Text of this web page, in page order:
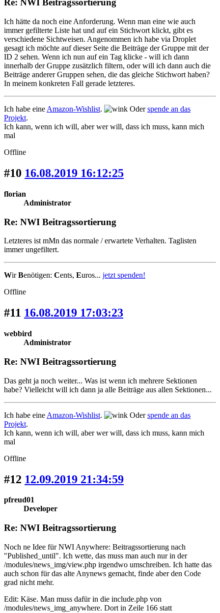
Re: NWI Beitragssortierung
Ich hätte da noch eine Anforderung. Wenn man eine wie auch
immer gefilterte Liste hat und auf ein Stichwort klickt, gibt es
verschiedene Sichtweisen. Angenommen ich habe via Droplet
gesagt ich möchte auf dieser Seite die Beiträge der Gruppe mit der
ID 2 sehen. Wenn ich nun auf ein Tag klicke - will ich dann
innerhalb der Gruppe zusätzlich filtern, oder will ich dann auch die
Beiträge anderer Gruppen sehen, die das gleiche Stichwort haben?
In meinem konkreten Fall gerade letzteres.
Ich habe eine Amazon-Wishlist. Oderspende an das
Projekt.
Ich kann, wenn ich will, aber wer will, dass ich muss, kann mich
mal
Offline
#10 16.08.2019 16:12:25
florian
Administrator
Re: NWI Beitragssortierung
Letzteres ist mMn das normale / erwartete Verhalten. Taglisten
immer ungefiltert.
WirBenötigen: Cents, Euros... jetzt spenden!
Offline
#11 16.08.2019 17:03:23
webbird
Administrator
Re: NWI Beitragssortierung
Das geht ja noch weiter... Was ist wenn ich mehrere Sektionen
habe? Vielleicht will ich dann ja alle Beiträge aus allen Sektionen...
Ich habe eine Amazon-Wishlist. Oderspende an das
Projekt.
Ich kann, wenn ich will, aber wer will, dass ich muss, kann mich
mal
Offline
#12 12.09.2019 21:34:59
pfreud01
Developer
Re: NWI Beitragssortierung
Noch ne Idee für NWI Anywhere: Beitragssortierung nach
"Published_until". Ich wette, das muss man auch nur in der
/modules/news_img/view.php irgendwo umschreiben. Ich hatte das
auch schon für das alte Anynews gemacht, finde aber den Code
grad nicht mehr.
Edit: Käse. Man muss dafür in die include.php von
/modules/news_img_anywhere. Dort in Zeile 166 statt